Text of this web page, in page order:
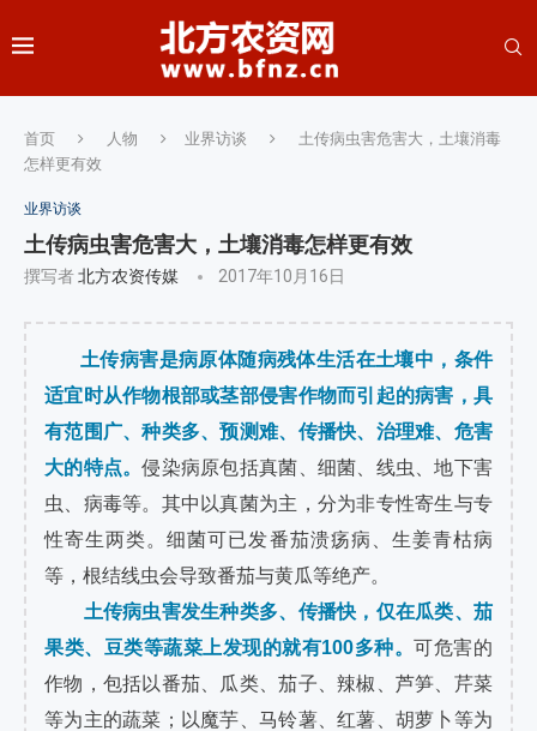
首页 人物 业界访谈
土传病虫害危害大，土壤消毒
怎样更有效
业界访谈
土传病虫害危害大，土壤消毒怎样更有效
撰写者北方农资传媒 2017年10月16日
土传病害是病原体随病残体生活在土壤中，条件
适宜时从作物根部或茎部侵害作物而引起的病害，具
有范围广、种类多、预测难、传播快、治理难、危害
大的特点。侵染病原包括真菌、细菌、线虫、地下害
虫、病毒等。其中以真菌为主，分为非专性寄生与专
性寄生两类。细菌可已发番茄溃疡病、生姜青枯病
等，根结线虫会导致番茄与黄瓜等绝产。
土传病虫害发生种类多、传播快，仅在瓜类、茄
果类、豆类等蔬菜上发现的就有100多种。可危害的
作物，包括以番茄、瓜类、茄子、辣椒、芦笋、芹菜
等为主的蔬菜；以魔芋、马铃薯、红薯、胡萝卜等为